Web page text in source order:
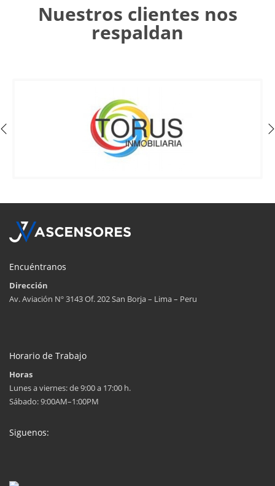
Nuestros clientes nos
respaldan
Encuéntranos
Dirección
Av. Aviación Nº 3143 Of. 202 San Borja – Lima – Peru
Horario de Trabajo
Horas
Lunes a viernes: de 9:00 a 17:00 h.
Sábado: 9:00AM–1:00PM
Siguenos: